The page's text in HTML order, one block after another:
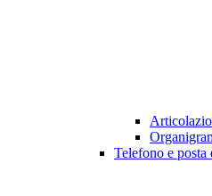
Telefono e posta